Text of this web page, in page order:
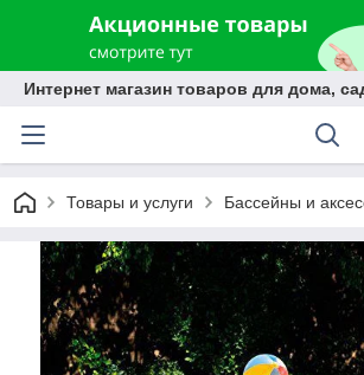
Интернет магазин товаров для дома,
Товары и услуги Бассейны и